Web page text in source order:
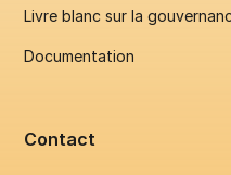
Livre blanc sur la
Documentation
Contact